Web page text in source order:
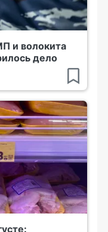
и волокита
дело